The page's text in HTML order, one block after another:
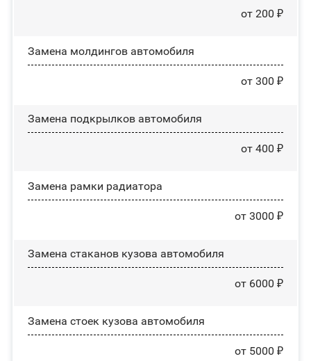
от 200 ₽
Замена молдингов автомобиля
от 300 ₽
Замена пoдĸpылĸoв автомобиля
от 400 ₽
Замена рамки радиатора
от 3000 ₽
Замена стаканов кузова автомобиля
от 6000 ₽
Замена стоек кузова автомобиля
от 5000 ₽